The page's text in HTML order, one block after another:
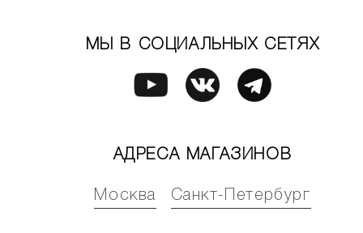
МЫ В СОЦИАЛЬНЫХ СЕТЯХ
АДРЕСА МАГАЗИНОВ
Москва Санкт-Петербург